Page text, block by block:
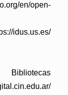
en/open-
idus.us.es/
Bibliotecas